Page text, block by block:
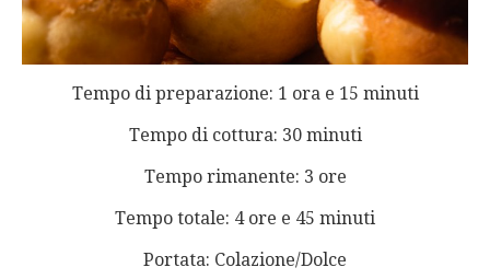
Tempo di preparazione: 1 ora e 15 minuti
Tempo di cottura: 30 minuti
Tempo rimanente: 3 ore
Tempo totale: 4 ore e 45 minuti
Portata: Colazione/Dolce